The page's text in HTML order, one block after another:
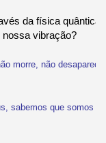
da física quântica
vibração?
morre, não
sabemos que somos